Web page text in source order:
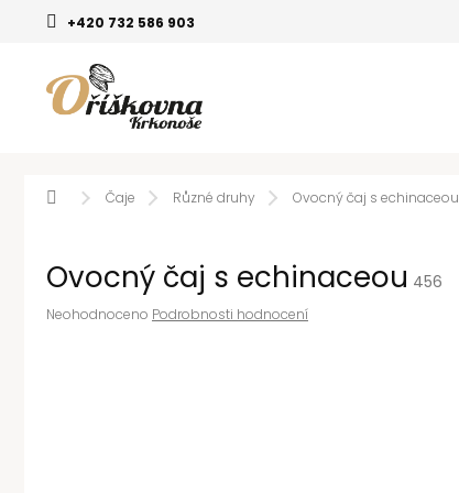
+420 732 586 903
DomůČaje Různé druhy Ovocný čaj s echinaceou
Ovocný čaj s echinaceou 456
Průměrné
Neohodnoceno Podrobnosti hodnocení